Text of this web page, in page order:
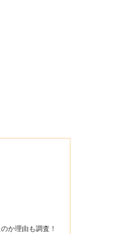
か理由も調査！